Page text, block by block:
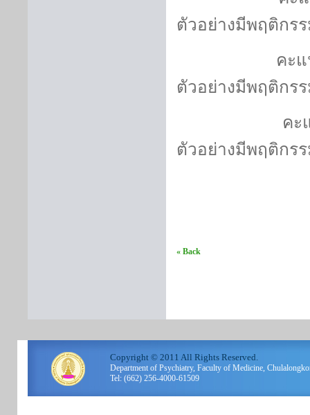
ตัวอย่างมีพฤติกร
คะแนน
ตัวอย่างมีพฤติกร
คะแน
ตัวอย่างมีพฤติกร
« Back
Copyright © 2011 All Rights Reserved.
Department of Psychiatry, Faculty of Medicine,
Tel: (662) 256-4000-61509